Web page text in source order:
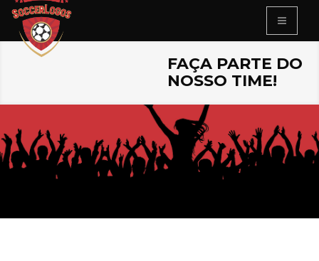
FAÇA PARTE DO
NOSSO TIME!